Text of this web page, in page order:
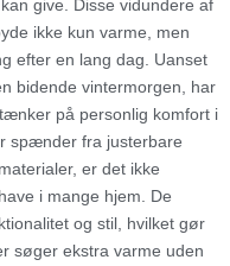
give. Disse vidundere af
ikke kun varme, men
efter en lang dag. Uanset
bidende vintermorgen, har
på personlig komfort i
spænder fra justerbare
er det ikke
i mange hjem. De
og stil, hvilket gør
søger ekstra varme uden